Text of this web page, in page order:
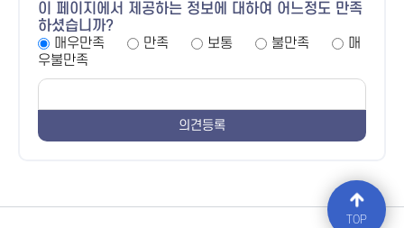
이 페이지에서 제공하는 정보에 대하여 어느정도 만족
하셨습니까?
매우만족
만족 보통 불만족
매
우불만족
TOP